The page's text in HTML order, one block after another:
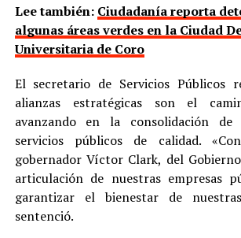
Lee también: Ciudadanía reporta
algunas áreas verdes en la Ciudad
Universitaria de Coro
El secretario de Servicios Públicos
alianzas estratégicas son el
avanzando en la consolidación
servicios públicos de calidad.
gobernador Víctor Clark, del
articulación de nuestras empresas
garantizar el bienestar de nuestras
sentenció.